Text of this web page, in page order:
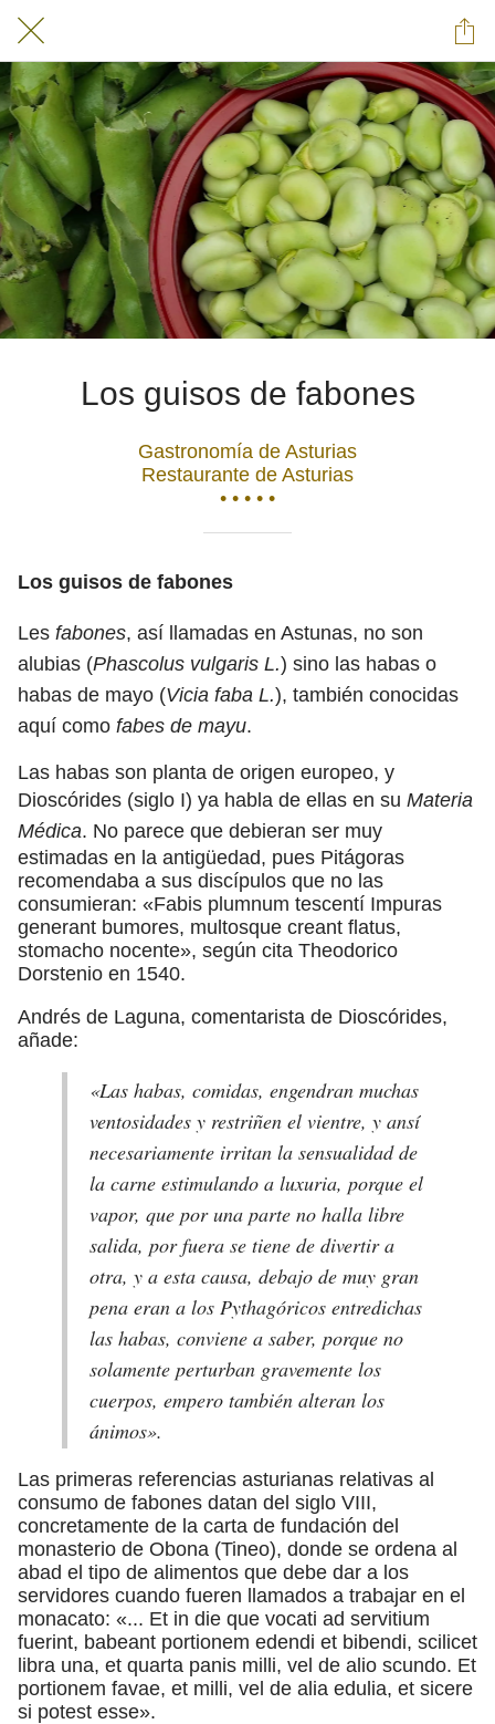
Los guisos de fabones
Gastronomía de Asturias
Restaurante de Asturias
• • • • •
Los guisos de fabones
Les fabones, así llamadas en Astunas, no son
alubias (Phascolus vulgaris L.) sino las habas o
habas de mayo (Vicia faba L.), también conocidas
aquí como fabes de mayu.
Las habas son planta de origen europeo, y
Dioscórides (siglo I) ya habla de ellas en su Materia
Médica. No parece que debieran ser muy
estimadas en la antigüedad, pues Pitágoras
recomendaba a sus discípulos que no las
consumieran: «Fabis plumnum tescentí Impuras
generant bumores, multosque creant flatus,
stomacho nocente», según cita Theodorico
Dorstenio en 1540.
Andrés de Laguna, comentarista de Dioscórides,
añade:
«Las habas, comidas, engendran muchas
ventosidades y restriñen el vientre, y ansí
necesariamente irritan la sensualidad de
la carne estimulando a luxuria, porque el
vapor, que por una parte no halla libre
salida, por fuera se tiene de divertir a
otra, y a esta causa, debajo de muy gran
pena eran a los Pythagóricos entredichas
las habas, conviene a saber, porque no
solamente perturban gravemente los
cuerpos, empero también alteran los
ánimos».
Las primeras referencias asturianas relativas al
consumo de fabones datan del siglo VIII,
concretamente de la carta de fundación del
monasterio de Obona (Tineo), donde se ordena al
abad el tipo de alimentos que debe dar a los
servidores cuando fueren llamados a trabajar en el
monacato: «... Et in die que vocati ad servitium
fuerint, babeant portionem edendi et bibendi, scilicet
libra una, et quarta panis milli, vel de alio scundo. Et
portionem favae, et milli, vel de alia edulia, et sicere
si potest esse».